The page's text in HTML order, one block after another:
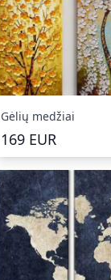
Gėlių medžiai
169 EUR